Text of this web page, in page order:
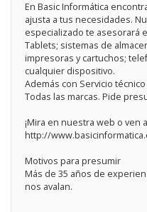
En Basic Informática
ajusta a tus necesidades.
especializado te asesorará
Tablets; sistemas de
impresoras y cartuchos;
cualquier dispositivo.
Además con Servicio
Todas las marcas. Pide
¡Mira en nuestra web o ven
http://
Motivos para presumir
Más de 35 años de
nos avalan.